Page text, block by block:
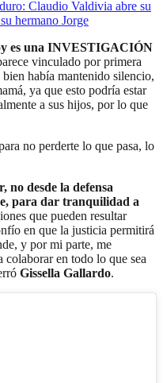
Claudio Valdivia abre su
hermano Jorge
es una INVESTIGACIÓN
vinculado por primera
había mantenido silencio,
ya que esto podría estar
a sus hijos, por lo que
no perderte lo que pasa, lo
no desde la defensa
para dar tranquilidad a
que pueden resultar
en que la justicia permitirá
y por mi parte, me
colaborar en todo lo que sea
Gissella Gallardo.